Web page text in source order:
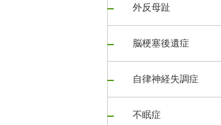
外反母趾
脳梗塞後遺症
自律神経失調症
不眠症